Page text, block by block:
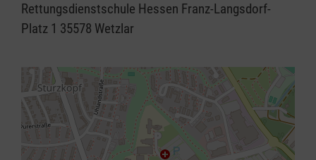
Rettungsdienstschule Hessen Franz-Langsdorf-
Platz 1 35578 Wetzlar